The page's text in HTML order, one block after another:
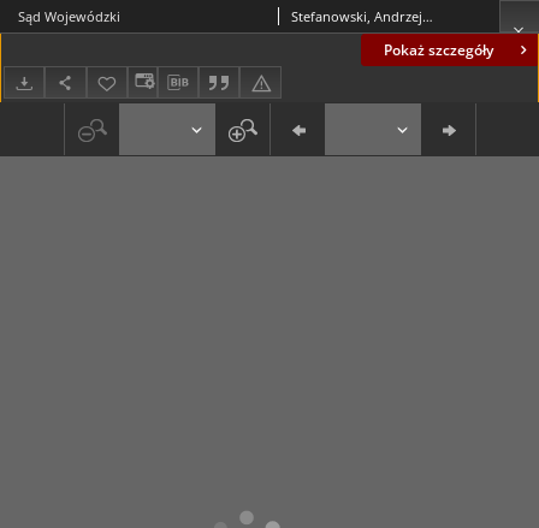
Pokaż szczegóły
Sąd Wojewódzki Stefanowski, Andrzej (1937- )